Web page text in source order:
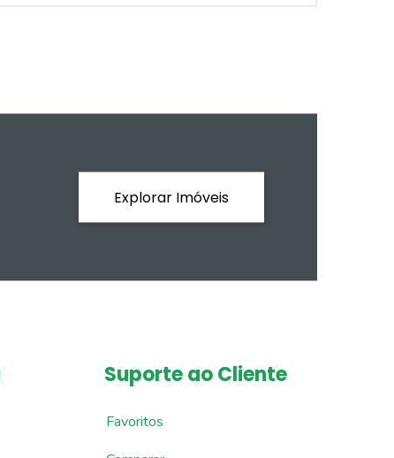
Explorar Imóveis
Suporte ao Cliente
Favoritos